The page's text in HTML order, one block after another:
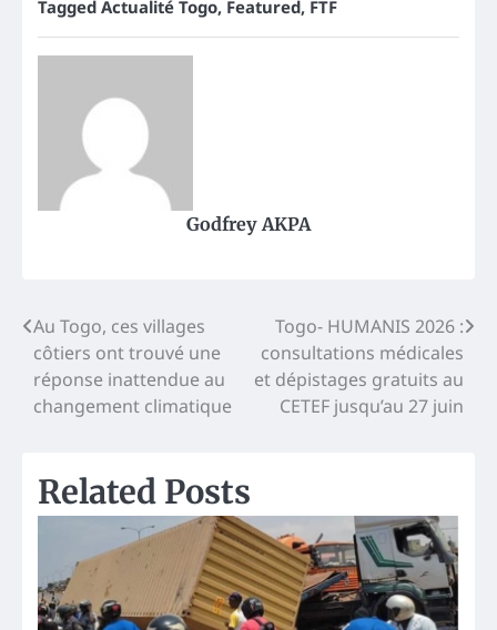
Tagged Actualité Togo, Featured, FTF
Godfrey AKPA
Post
navigation
Au Togo, ces villages
côtiers ont trouvé une
réponse inattendue au
changement climatique
Togo- HUMANIS 2026 :
consultations médicales
et dépistages gratuits au
CETEF jusqu’au 27 juin
Related Posts